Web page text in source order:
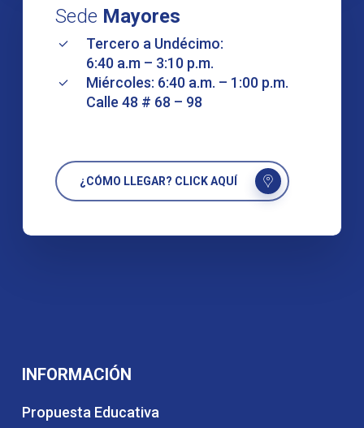
Sede Mayores
Tercero a Undécimo:
6:40 a.m – 3:10 p.m.
Miércoles: 6:40 a.m. – 1:00 p.m.
Calle 48 # 68 – 98
¿CÓMO LLEGAR? CLICK AQUÍ
INFORMACIÓN
Propuesta Educativa